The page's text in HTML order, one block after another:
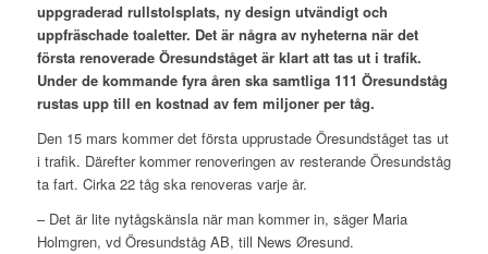
uppgraderad rullstolsplats, ny design utvändigt och
uppfräschade toaletter. Det är några av nyheterna när det
första renoverade Öresundståget är klart att tas ut i trafik.
Under de kommande fyra åren ska samtliga 111 Öresundståg
rustas upp till en kostnad av fem miljoner per tåg.
Den 15 mars kommer det första upprustade Öresundståget tas ut
i trafik. Därefter kommer renoveringen av resterande Öresundståg
ta fart. Cirka 22 tåg ska renoveras varje år.
– Det är lite nytågskänsla när man kommer in, säger Maria
Holmgren, vd Öresundståg AB, till News Øresund.